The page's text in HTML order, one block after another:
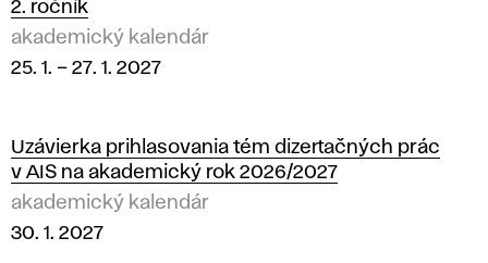
2. ročník
akademický kalendár
25. 1. – 27. 1. 2027
Uzávierka prihlasovania tém dizertačných prác
v AIS na akademický rok 2026/2027
akademický kalendár
30. 1. 2027